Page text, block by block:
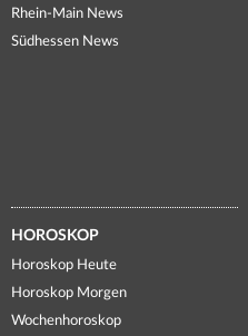
Rhein-Main News
Südhessen News
HOROSKOP
Horoskop Heute
Horoskop Morgen
Wochenhoroskop